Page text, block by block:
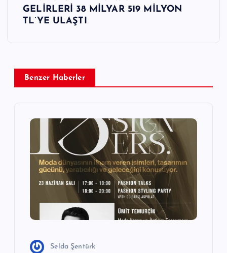
z
GELİRLERİ 38 MİLYAR 519 MİLYON
TL’YE ULAŞTI
Benzer Haberler
Selda Şentürk